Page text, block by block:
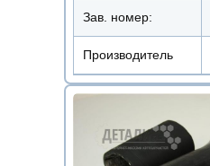
Зав. номер:
Производитель